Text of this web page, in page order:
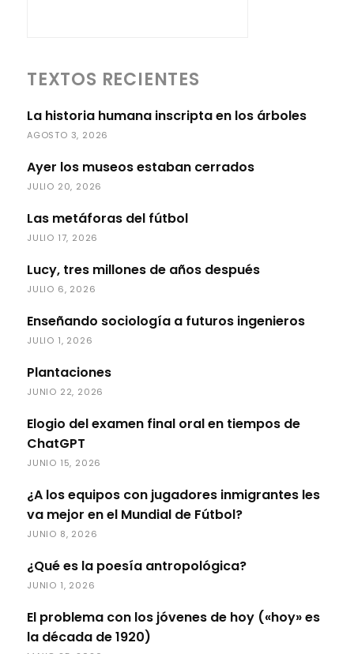
TEXTOS RECIENTES
La historia humana inscripta en los árboles
AGOSTO 3, 2026
Ayer los museos estaban cerrados
JULIO 20, 2026
Las metáforas del fútbol
JULIO 17, 2026
Lucy, tres millones de años después
JULIO 6, 2026
Enseñando sociología a futuros ingenieros
JULIO 1, 2026
Plantaciones
JUNIO 22, 2026
Elogio del examen final oral en tiempos de
ChatGPT
JUNIO 15, 2026
¿A los equipos con jugadores inmigrantes les
va mejor en el Mundial de Fútbol?
JUNIO 8, 2026
¿Qué es la poesía antropológica?
JUNIO 1, 2026
El problema con los jóvenes de hoy («hoy» es
la década de 1920)